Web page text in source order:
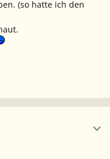
(so hatte ich den